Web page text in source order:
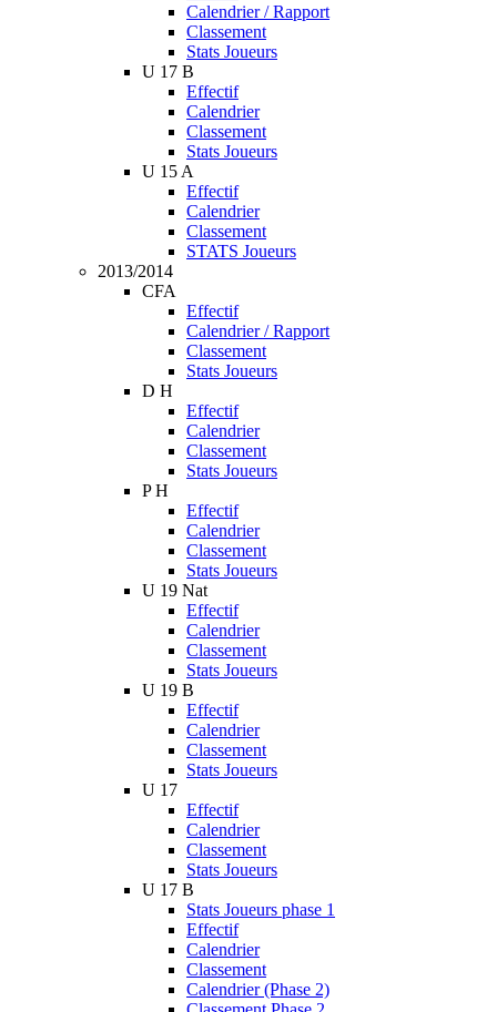
Calendrier / Rapport
Classement
Stats Joueurs
U 17 B
Effectif
Calendrier
Classement
Stats Joueurs
U 15 A
Effectif
Calendrier
Classement
STATS Joueurs
2013/2014
CFA
Effectif
Calendrier / Rapport
Classement
Stats Joueurs
D H
Effectif
Calendrier
Classement
Stats Joueurs
P H
Effectif
Calendrier
Classement
Stats Joueurs
U 19 Nat
Effectif
Calendrier
Classement
Stats Joueurs
U 19 B
Effectif
Calendrier
Classement
Stats Joueurs
U 17
Effectif
Calendrier
Classement
Stats Joueurs
U 17 B
Stats Joueurs phase 1
Effectif
Calendrier
Classement
Calendrier (Phase 2)